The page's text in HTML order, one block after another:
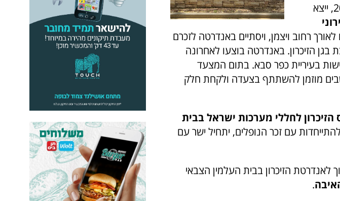
ביום הזיכרון שיחול ביום רביעי, ה-4 במאי 2022, ייצא
רחוב ויצמן, ויסתיים באנדרטה לזכרם
הזיכרון. באנדרטה בוצעו לאחרונה
בעיריית כפר סבא. בתום המצעד
מוזמן להשתתף בצעדה ולקחת חלק
הזיכרון לחללי מערכות ישראל בבית
עם זכר הנופלים, יתחיל ישר עם
13:00 יתקיים בסמוך לאנדרטת הזיכרון בבית העלמין הצבאי
.